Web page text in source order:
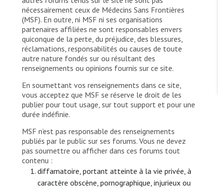
personnes civiles et les services de santé en temps
de guerre
Des réponses à vos questions sur notre
travail à Gaza
Urgence Ebola
Restez au fait
Séismes au Venezuela : conséquences et intervention
de MSF
Faire un don
Soutien aux donateurs et donatrices et FAQ
Faites un don dans votre testament
Dons des fondations
Partenariat d’entreprise
MSF l'entrepôt. Un cadeau qui en dit long.
S’IMPLIQUER
Impliquez-vous
Les Amis de MSF
TRAVAILLER AVEC NOUS
Travailler avec MSF
Travailler à l’étranger
Travailler au Canada
nécessairement ceux de Médecins Sans Frontières
(MSF). En outre, ni MSF ni ses organisations
partenaires affiliées ne sont responsables envers
quiconque de la perte, du préjudice, des blessures,
réclamations, responsabilités ou causes de toute
autre nature fondés sur ou résultant des
renseignements ou opinions fournis sur ce site.
En soumettant vos renseignements dans ce site,
vous acceptez que MSF se réserve le droit de les
publier pour tout usage, sur tout support et pour une
durée indéfinie.
MSF n’est pas responsable des renseignements
publiés par le public sur ses forums. Vous ne devez
pas soumettre ou afficher dans ces forums tout
contenu :
diffamatoire, portant atteinte à la vie privée, à
caractère obscène, pornographique, injurieux ou